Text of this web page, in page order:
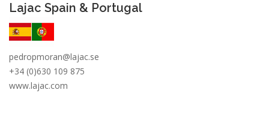
Lajac Spain & Portugal
pedropmoran@lajac.se
+34 (0)630 109 875
www.lajac.com